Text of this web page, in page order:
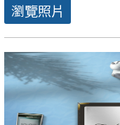
瀏覽照片